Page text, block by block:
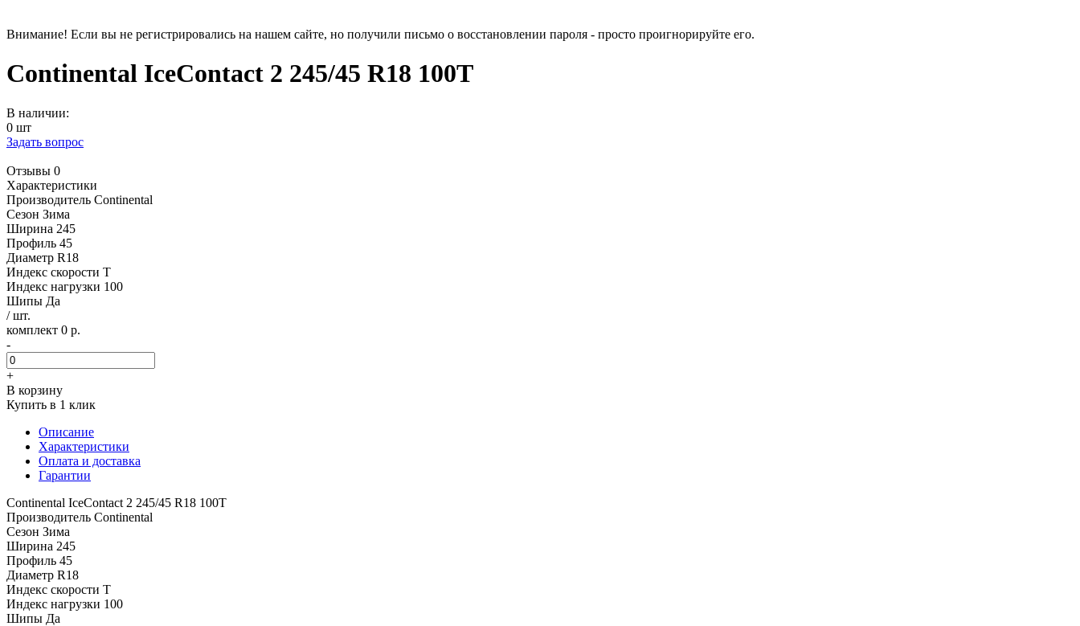
Внимание! Если вы не регистрировались на нашем сайте, но получили письмо о восстановлении пароля - просто проигнорируйте его.
Continental IceContact 2 245/45 R18 100T
В наличии:
0 шт
Задать вопрос
Отзывы 0
Характеристики
Производитель Continental
Сезон Зима
Ширина 245
Профиль 45
Диаметр R18
Индекс скорости T
Индекс нагрузки 100
Шипы Да
/ шт.
комплект 0 р.
-
+
В корзину
Купить в 1 клик
Описание
Характеристики
Оплата и доставка
Гарантии
Continental IceContact 2 245/45 R18 100T
Производитель Continental
Сезон Зима
Ширина 245
Профиль 45
Диаметр R18
Индекс скорости T
Индекс нагрузки 100
Шипы Да